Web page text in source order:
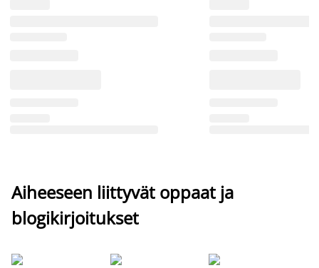
Aiheeseen liittyvät oppaat ja
blogikirjoitukset